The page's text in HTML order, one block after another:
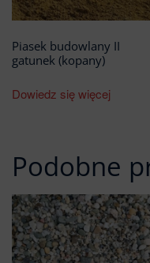
Piasek budowlany II
gatunek (kopany)
Dowiedz się więcej
Podobne